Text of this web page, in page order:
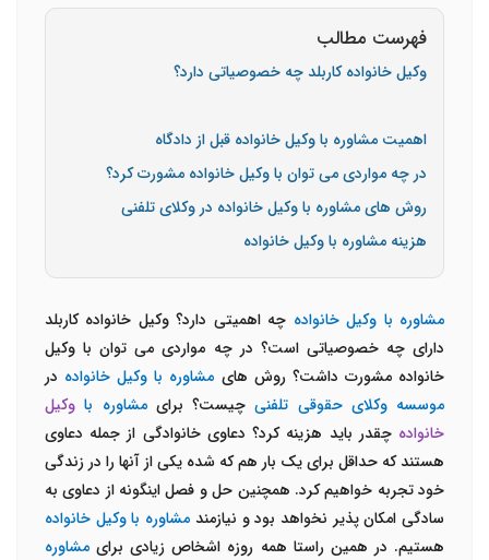
فهرست مطالب
وکیل خانواده کاربلد چه خصوصیاتی دارد؟
اهمیت مشاوره با وکیل خانواده قبل از دادگاه
در چه مواردی می توان با وکیل خانواده مشورت کرد؟
روش های مشاوره با وکیل خانواده در وکلای تلفنی
هزینه مشاوره با وکیل خانواده
مشاوره با وکیل خانواده چه اهمیتی دارد؟ وکیل خانواده کاربلد
دارای چه خصوصیاتی است؟ در چه مواردی می توان با وکیل
خانواده مشورت داشت؟ روش های مشاوره با وکیل خانواده در
موسسه وکلای حقوقی تلفنیچیست؟ برایمشاوره باوکیل
خانواده چقدر باید هزینه کرد؟ دعاوی خانوادگی از جمله دعاوی
هستند که حداقل برای یک بار هم که شده یکی از آنها را در زندگی
خود تجربه خواهیم کرد. همچنین حل و فصل اینگونه از دعاوی به
سادگی امکان پذیر نخواهد بود و نیازمند مشاوره با وکیل خانواده
هستیم. در همین راستا همه روزه اشخاص زیادی برای مشاوره